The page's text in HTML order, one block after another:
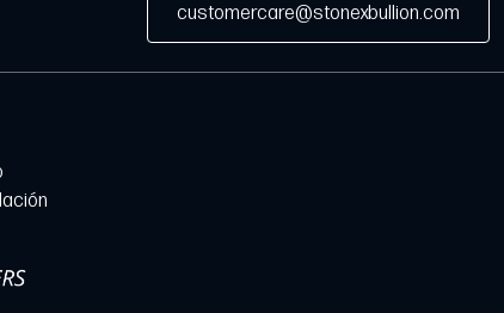
customercare@stonexbullion.com